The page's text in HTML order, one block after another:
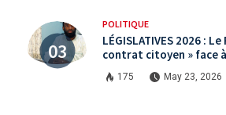
POLITIQUE
LÉGISLATIVES 2026 :
contrat citoyen » face
saturée.
175 May 23, 2026